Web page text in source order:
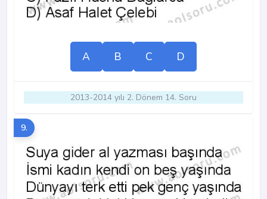
A B C D
2013-2014 yılı 2. Dönem 14. Soru
9.